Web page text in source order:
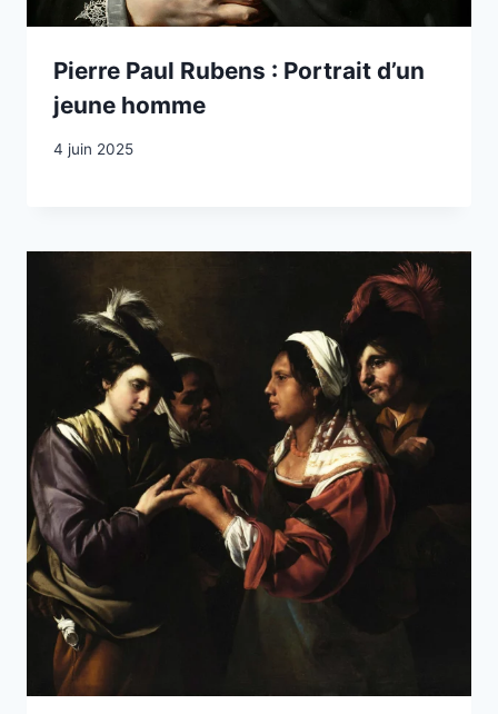
Pierre Paul Rubens : Portrait d’un
jeune homme
4 juin 2025